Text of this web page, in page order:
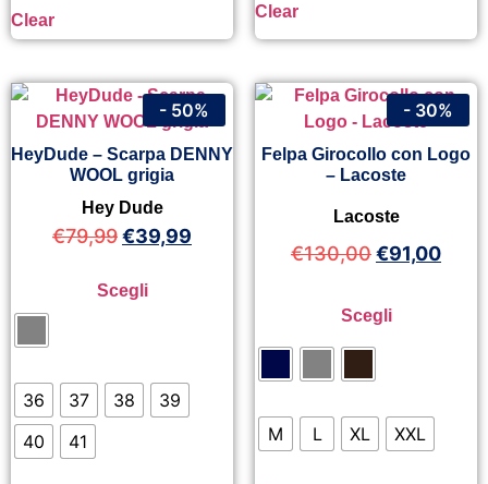
Clear
Clear
HeyDude – Scarpa DENNY
WOOL grigia
Hey Dude
€79,99€39,99
Scegli
36 37 38
39
40
41
- 50%
Felpa Girocollo con Logo
– Lacoste
Lacoste
€130,00€91,00
Scegli
M L XL XXL
- 30%